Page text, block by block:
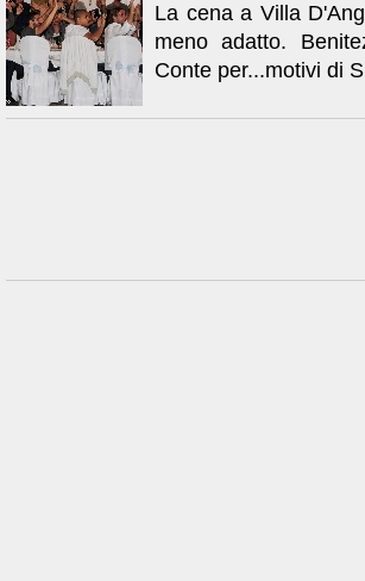
La cena a Villa
meno adatto.
Conte per...motivi di